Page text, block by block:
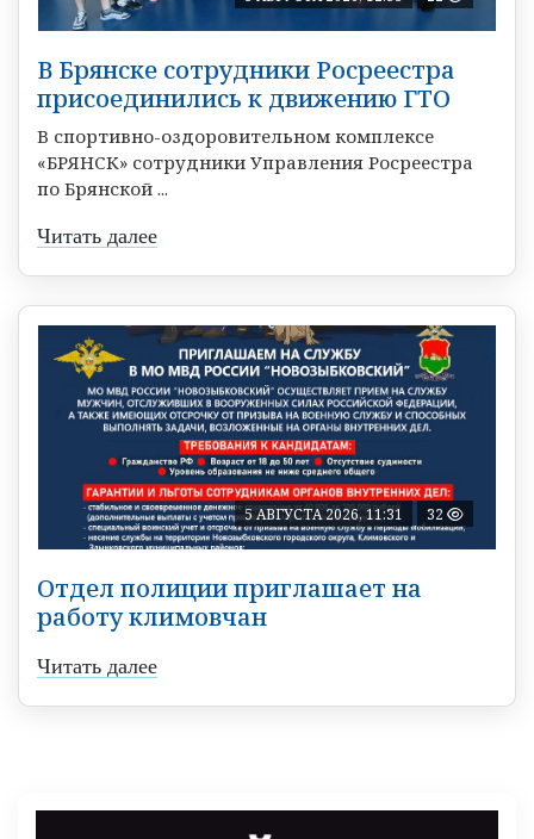
В Брянске сотрудники Росреестра
присоединились к движению ГТО
В спортивно-оздоровительном комплексе
«БРЯНСК» сотрудники Управления Росреестра
по Брянской ...
Читать далее
5 АВГУСТА 2026, 11:31 32
Отдел полиции приглашает на
работу климовчан
Читать далее